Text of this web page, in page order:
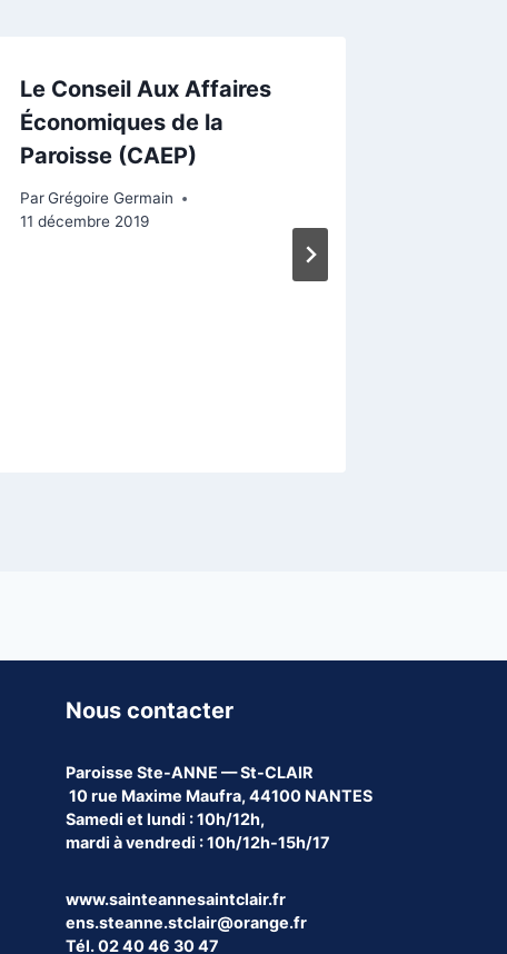
Le Conseil Aux Affaires
Économiques de la
Paroisse (CAEP)
Par Grégoire Germain
11 décembre 2019
Nous contacter
Paroisse Ste-ANNE — St-CLAIR
10 rue Maxime Maufra, 44100 NANTES
Samedi et lundi : 10h/12h,
mardi à vendredi : 10h/12h-15h/17
www.sainteannesaintclair.fr
ens.steanne.stclair@orange.fr
Tél. 02 40 46 30 47